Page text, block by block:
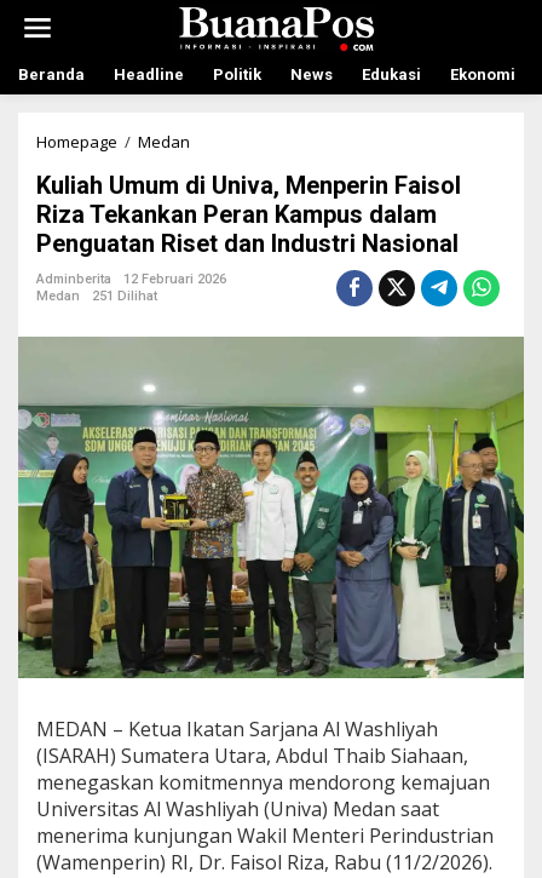
t
Beranda Headline Politik News Edukasi Ekonomi
Homepage / Medan
l
i
a
h
U
m
U
n
i
v
a
,
M
e
i
a
i
s
o
l
R
Kuliah Umum di Univa, Menperin Faisol
Riza Tekankan Peran Kampus dalam
Penguatan Riset dan Industri Nasional
Adminberita
12 Februari 2026
Medan
251 Dilihat
MEDAN – Ketua Ikatan Sarjana Al Washliyah
(ISARAH) Sumatera Utara, Abdul Thaib Siahaan,
menegaskan komitmennya mendorong kemajuan
Universitas Al Washliyah (Univa) Medan saat
menerima kunjungan Wakil Menteri Perindustrian
(Wamenperin) RI, Dr. Faisol Riza, Rabu (11/2/2026).